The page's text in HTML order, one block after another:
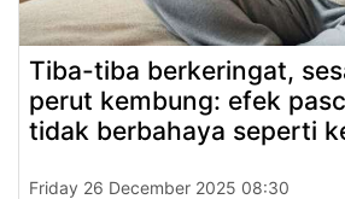
Tiba-tiba berkeringat,
perut kembung: efek
tidak berbahaya seperti
Friday 26 December 2025 08:30